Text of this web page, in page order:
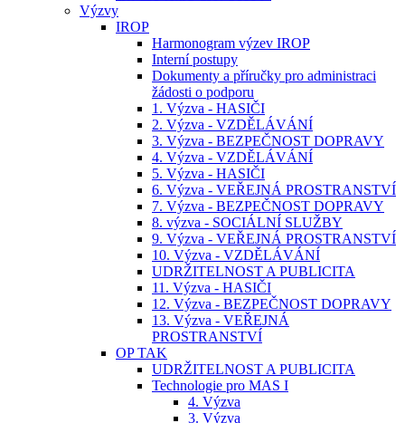
Výzvy
IROP
Harmonogram výzev IROP
Interní postupy
Dokumenty a příručky pro administraci
žádosti o podporu
1. Výzva - HASIČI
2. Výzva - VZDĚLÁVÁNÍ
3. Výzva - BEZPEČNOST DOPRAVY
4. Výzva - VZDĚLÁVÁNÍ
5. Výzva - HASIČI
6. Výzva - VEŘEJNÁ PROSTRANSTVÍ
7. Výzva - BEZPEČNOST DOPRAVY
8. výzva - SOCIÁLNÍ SLUŽBY
9. Výzva - VEŘEJNÁ PROSTRANSTVÍ
10. Výzva - VZDĚLÁVÁNÍ
UDRŽITELNOST A PUBLICITA
11. Výzva - HASIČI
12. Výzva - BEZPEČNOST DOPRAVY
13. Výzva - VEŘEJNÁ
PROSTRANSTVÍ
OP TAK
UDRŽITELNOST A PUBLICITA
Technologie pro MAS I
4. Výzva
3. Výzva